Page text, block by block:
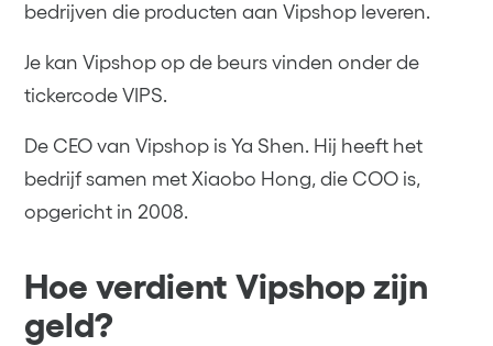
bedrijven die producten aan Vipshop leveren.
Je kan Vipshop op de beurs vinden onder de
tickercode VIPS.
De CEO van Vipshop is Ya Shen. Hij heeft het
bedrijf samen met Xiaobo Hong, die COO is,
opgericht in 2008.
Hoe verdient Vipshop zijn
geld?